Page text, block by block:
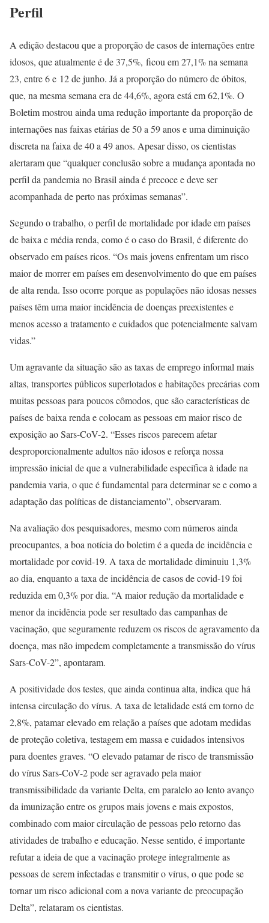
Perfil
A edição destacou que a proporção de casos de internações entre
idosos, que atualmente é de 37,5%, ficou em 27,1% na semana
23, entre 6 e 12 de junho. Já a proporção do número de óbitos,
que, na mesma semana era de 44,6%, agora está em 62,1%. O
Boletim mostrou ainda uma redução importante da proporção de
internações nas faixas etárias de 50 a 59 anos e uma diminuição
discreta na faixa de 40 a 49 anos. Apesar disso, os cientistas
alertaram que “qualquer conclusão sobre a mudança apontada no
perfil da pandemia no Brasil ainda é precoce e deve ser
acompanhada de perto nas próximas semanas”.
Segundo o trabalho, o perfil de mortalidade por idade em países
de baixa e média renda, como é o caso do Brasil, é diferente do
observado em países ricos. “Os mais jovens enfrentam um risco
maior de morrer em países em desenvolvimento do que em países
de alta renda. Isso ocorre porque as populações não idosas nesses
países têm uma maior incidência de doenças preexistentes e
menos acesso a tratamento e cuidados que potencialmente salvam
vidas.”
Um agravante da situação são as taxas de emprego informal mais
altas, transportes públicos superlotados e habitações precárias com
muitas pessoas para poucos cômodos, que são características de
países de baixa renda e colocam as pessoas em maior risco de
exposição ao Sars-CoV-2. “Esses riscos parecem afetar
desproporcionalmente adultos não idosos e reforça nossa
impressão inicial de que a vulnerabilidade específica à idade na
pandemia varia, o que é fundamental para determinar se e como a
adaptação das políticas de distanciamento”, observaram.
Na avaliação dos pesquisadores, mesmo com números ainda
preocupantes, a boa notícia do boletim é a queda de incidência e
mortalidade por covid-19. A taxa de mortalidade diminuiu 1,3%
ao dia, enquanto a taxa de incidência de casos de covid-19 foi
reduzida em 0,3% por dia. “A maior redução da mortalidade e
menor da incidência pode ser resultado das campanhas de
vacinação, que seguramente reduzem os riscos de agravamento da
doença, mas não impedem completamente a transmissão do vírus
Sars-CoV-2”, apontaram.
A positividade dos testes, que ainda continua alta, indica que há
intensa circulação do vírus. A taxa de letalidade está em torno de
2,8%, patamar elevado em relação a países que adotam medidas
de proteção coletiva, testagem em massa e cuidados intensivos
para doentes graves. “O elevado patamar de risco de transmissão
do vírus Sars-CoV-2 pode ser agravado pela maior
transmissibilidade da variante Delta, em paralelo ao lento avanço
da imunização entre os grupos mais jovens e mais expostos,
combinado com maior circulação de pessoas pelo retorno das
atividades de trabalho e educação. Nesse sentido, é importante
refutar a ideia de que a vacinação protege integralmente as
pessoas de serem infectadas e transmitir o vírus, o que pode se
tornar um risco adicional com a nova variante de preocupação
Delta”, relataram os cientistas.